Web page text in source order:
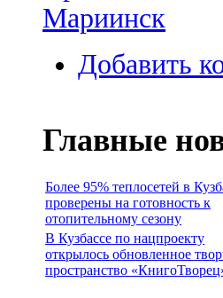
Мариинск
Добавить
Главные
Более 95% теплосетей в
проверены на готовность к
отопительному сезону
В Кузбассе по нацпроекту
открылось обновленное
пространство